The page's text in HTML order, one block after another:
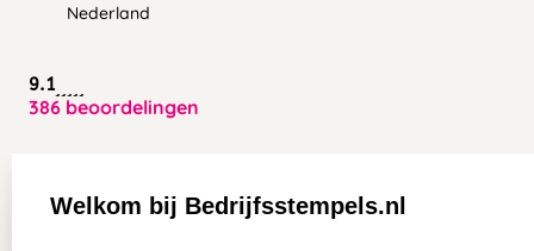
Nederland
9.1
386 beoordelingen
Aanvraag op maat
Contact opnemen
Welkom bij Bedrijfsstempels.nl